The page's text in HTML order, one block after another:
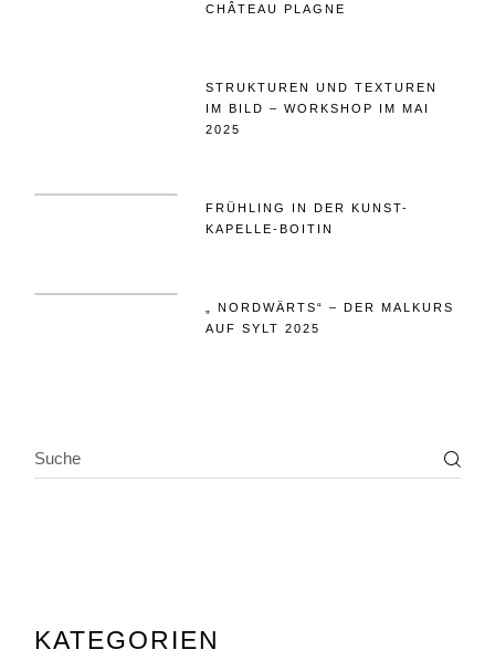
CHÂTEAU PLAGNE
STRUKTUREN UND TEXTUREN
IM BILD – WORKSHOP IM MAI
2025
FRÜHLING IN DER KUNST-
KAPELLE-BOITIN
„ NORDWÄRTS“ – DER MALKURS
AUF SYLT 2025
KATEGORIEN